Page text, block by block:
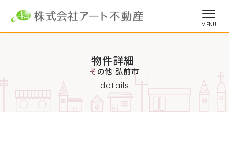
物件詳細
その他 弘前市
details